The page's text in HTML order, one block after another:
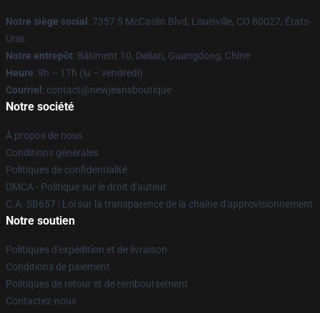
Notre siège social : 7357 S McCaslin Blvd, Louisville, CO 80027, États-
Unis
Notre entrepôt: Bâtiment 10, Dalian, Guangdong, Chine
Heure: 9h – 17h (lu – vendredi)
Courriel : contact@newjeansboutique
Notre société
À propos de nous
Conditions générales
Politiques de confidentialité
DMCA - Politique sur le droit d'auteur
C.A. SB657 : Loi sur la transparence de la chaîne d'approvisionnement
Notre soutien
Politiques d'expédition et de livraison
Conditions de paiement
Politiques de retour et de remboursement
Contactez-nous